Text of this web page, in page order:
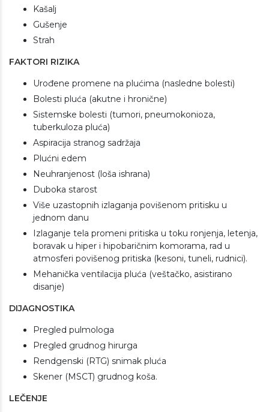
Kašalj
Gušenje
Strah
FAKTORI RIZIKA
Urođene promene na plućima (nasledne bolesti)
Bolesti pluća (akutne i hronične)
Sistemske bolesti (tumori, pneumokonioza,
tuberkuloza pluća)
Aspiracija stranog sadržaja
Plućni edem
Neuhranjenost (loša ishrana)
Duboka starost
Više uzastopnih izlaganja povišenom pritisku u
jednom danu
Izlaganje tela promeni pritiska u toku ronjenja, letenja,
boravak u hiper i hipobaričnim komorama, rad u
atmosferi povišenog pritiska (kesoni, tuneli, rudnici).
Mehanička ventilacija pluća (veštačko, asistirano
disanje)
DIJAGNOSTIKA
Pregled pulmologa
Pregled grudnog hirurga
Rendgenski (RTG) snimak pluća
Skener (MSCT) grudnog koša.
LEČENJE